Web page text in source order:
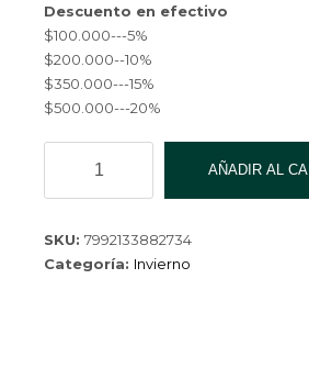
Descuento en efectivo
$100.000---5%
$200.000--10%
$350.000---15%
$500.000---20%
MW-
2-
240
AÑADIR AL
SKU: 7992133882734
Categoría: Invierno